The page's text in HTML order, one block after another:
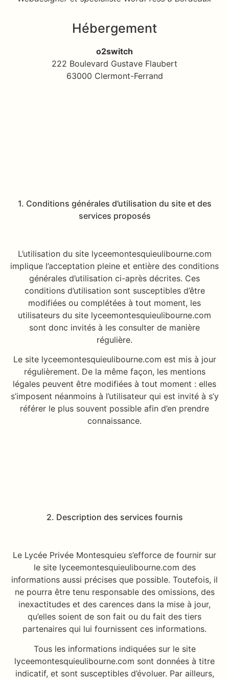
Hébergement
o2switch
222 Boulevard Gustave Flaubert
63000 Clermont-Ferrand
1. Conditions générales d’utilisation du site et des
services proposés
L’utilisation du site lyceemontesquieulibourne.com
implique l’acceptation pleine et entière des conditions
générales d’utilisation ci-après décrites. Ces
conditions d’utilisation sont susceptibles d’être
modifiées ou complétées à tout moment, les
utilisateurs du site lyceemontesquieulibourne.com
sont donc invités à les consulter de manière
régulière.
Le site lyceemontesquieulibourne.com est mis à jour
régulièrement. De la même façon, les mentions
légales peuvent être modifiées à tout moment : elles
s’imposent néanmoins à l’utilisateur qui est invité à s’y
référer le plus souvent possible afin d’en prendre
connaissance.
2. Description des services fournis
Le Lycée Privée Montesquieu s’efforce de fournir sur
le site lyceemontesquieulibourne.com des
informations aussi précises que possible. Toutefois, il
ne pourra être tenu responsable des omissions, des
inexactitudes et des carences dans la mise à jour,
qu’elles soient de son fait ou du fait des tiers
partenaires qui lui fournissent ces informations.
Tous les informations indiquées sur le site
lyceemontesquieulibourne.com sont données à titre
indicatif, et sont susceptibles d’évoluer. Par ailleurs,